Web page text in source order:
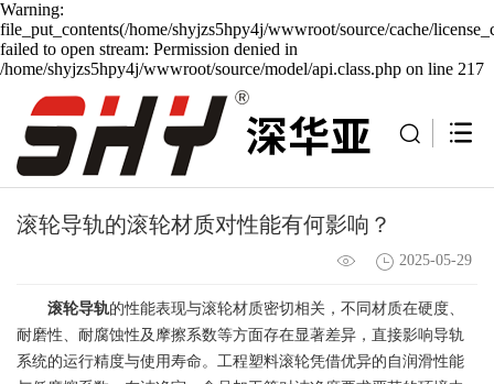
Warning:
file_put_contents(/home/shyjzs5hpy4j/wwwroot/source/cache/
failed to open stream: Permission denied in
/home/shyjzs5hpy4j/wwwroot/source/model/api.class.php on line 217
滚轮导轨的滚轮材质对性能有何影响？
2025-05-29
滚轮导轨的性能表现与滚轮材质密切相关，不同材质在硬度、
耐磨性、耐腐蚀性及摩擦系数等方面存在显著差异，直接影响导轨
系统的运行精度与使用寿命。工程塑料滚轮凭借优异的自润滑性能